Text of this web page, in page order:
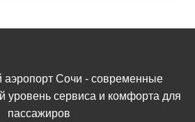
Сочи - современные
уровень сервиса и комфорта для
пассажиров